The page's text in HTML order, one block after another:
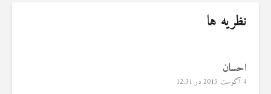
نظریه ها
احسان
4 آگوست 2015 در 12:31